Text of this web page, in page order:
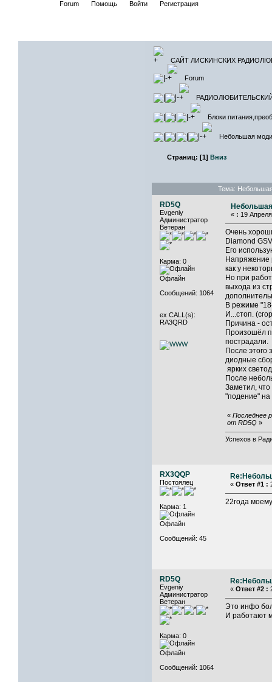
Forum Помощь Войти Регистрация
САЙТ ЛИСКИНСКИХ
Forum
Блоки
Небольшая
Страниц: [1] Вниз
Тема:
RD5Q
Evgeniy
Администратор
Ветеран
Карма: 0
Офлайн
Сообщений: 1064
ex CALL(s):
RA3QRD
« : 19
Очень
Diamond
Его
Напряжение
как у
Но при
выхода из
В режиме
И...стоп.
Причина -
Произошёл
пострадали.
После этого
диодные
ярких
После
Заметил,
"подение" на
« Последнее
от RD5Q »
Успехов в
RX3QQP
Постоялец
Карма: 1
Офлайн
Сообщений: 45
« Ответ #1 :
22года
RD5Q
Evgeniy
Администратор
Ветеран
Карма: 0
Офлайн
Сообщений: 1064
« Ответ #2 :
Это инфо
И работают